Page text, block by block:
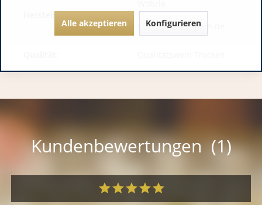
DE 77933 Lahr
www.woehrle-wein.de
Kundenbewertungen (1)
Alle akzeptieren Konfigurieren